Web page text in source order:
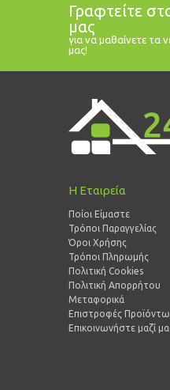
Γραφτείτε
μας
για να μαθαίνετε τα
μας!
Η Εταιρεία
Ποίοι Είμαστε
Τρόποι Παραγγελίας
Όροι Χρήσης
Τρόποι Πληρωμής
Πολιτική Cookies
Πολιτική Απορρήτου
Μεταφορικά
Επιστροφές
Επικοινωνήστε μαζί